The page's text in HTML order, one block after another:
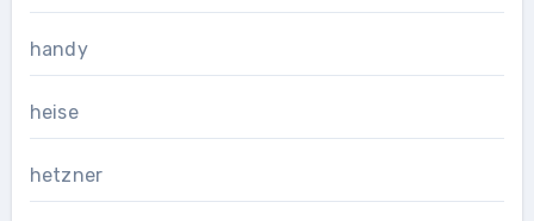
handy
heise
hetzner